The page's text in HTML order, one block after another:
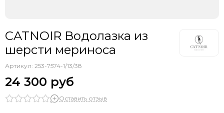
CATNOIR Водолазка из
шерсти мериноса
Артикул: 253-7574-1/13/38
24 300 руб
Оставить отзыв